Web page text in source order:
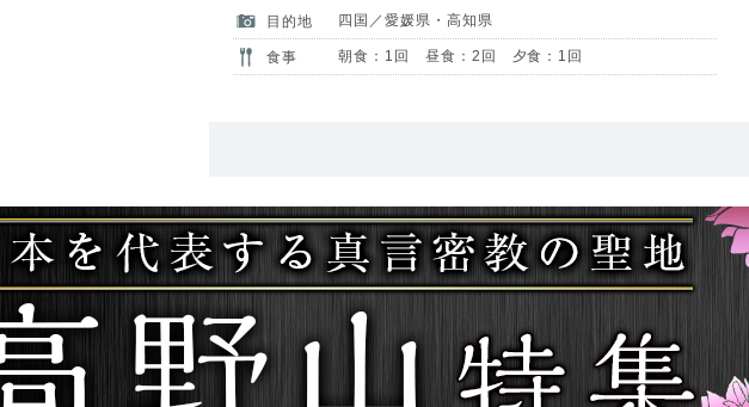
目的地 四国／愛媛県・高知県
食事 朝食：1回 昼食：2回 夕食：1回